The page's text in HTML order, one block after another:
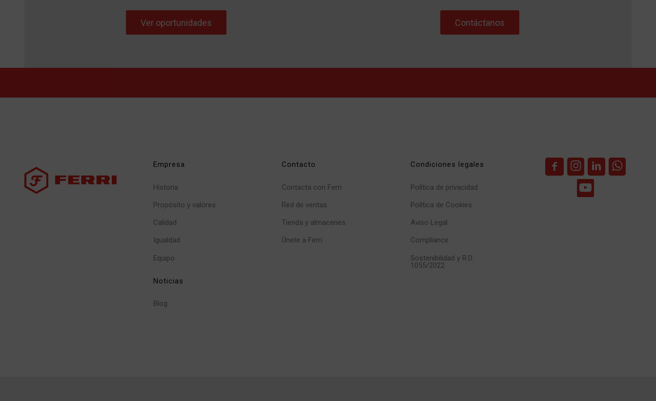
Ver oportunidades Contáctanos
Empresa
Historia
Propósito y valores
Calidad
Igualdad
Equipo
Noticias
Blog
Contacto
Contacta con Ferri
Red de ventas
Tienda y almacenes
Únete a Ferri
Condiciones legales
Política de privacidad
Política de Cookies
Aviso Legal
Compliance
Sostenibilidad y R.D.
1055/2022